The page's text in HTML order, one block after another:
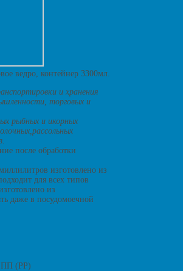
ведро, контейнер 3300мл.
и хранения
торговых и
рыбных и икорных
после обработки
изготовлено из
для всех типов
из
даже в посудомоечной
ПП (PP)